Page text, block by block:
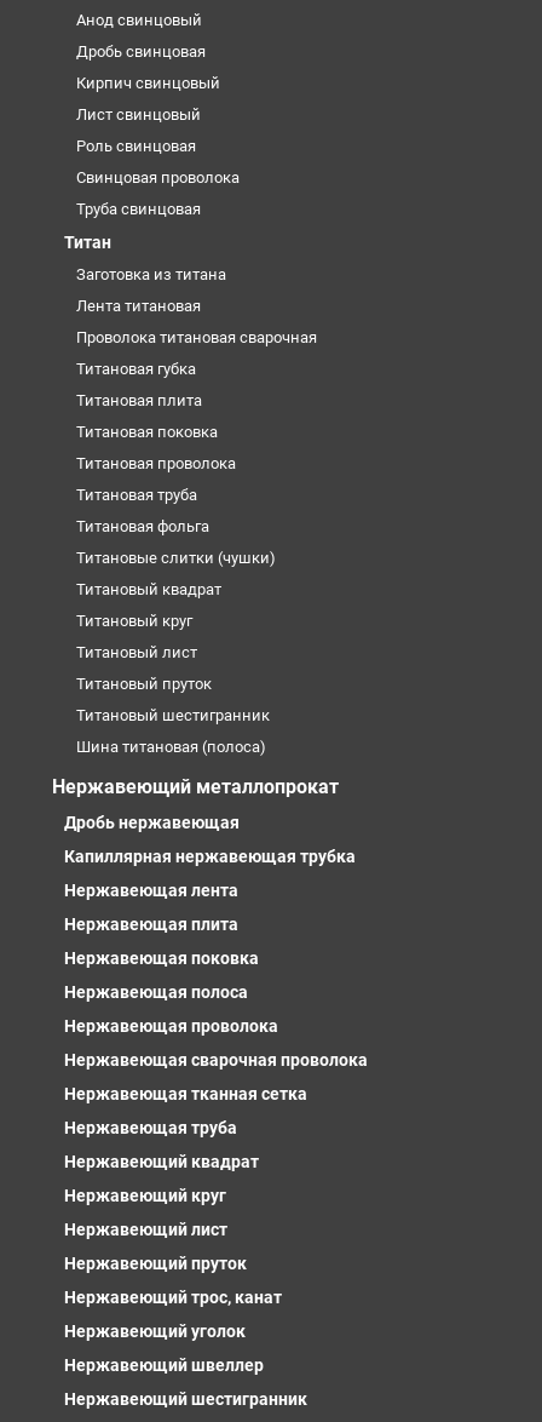
Анод свинцовый
Дробь свинцовая
Кирпич свинцовый
Лист свинцовый
Роль свинцовая
Свинцовая проволока
Труба свинцовая
Титан
Заготовка из титана
Лента титановая
Проволока титановая сварочная
Титановая губка
Титановая плита
Титановая поковка
Титановая проволока
Титановая труба
Титановая фольга
Титановые слитки (чушки)
Титановый квадрат
Титановый круг
Титановый лист
Титановый пруток
Титановый шестигранник
Шина титановая (полоса)
Нержавеющий металлопрокат
Дробь нержавеющая
Капиллярная нержавеющая трубка
Нержавеющая лента
Нержавеющая плита
Нержавеющая поковка
Нержавеющая полоса
Нержавеющая проволока
Нержавеющая сварочная проволока
Нержавеющая тканная сетка
Нержавеющая труба
Нержавеющий квадрат
Нержавеющий круг
Нержавеющий лист
Нержавеющий пруток
Нержавеющий трос, канат
Нержавеющий уголок
Нержавеющий швеллер
Нержавеющий шестигранник